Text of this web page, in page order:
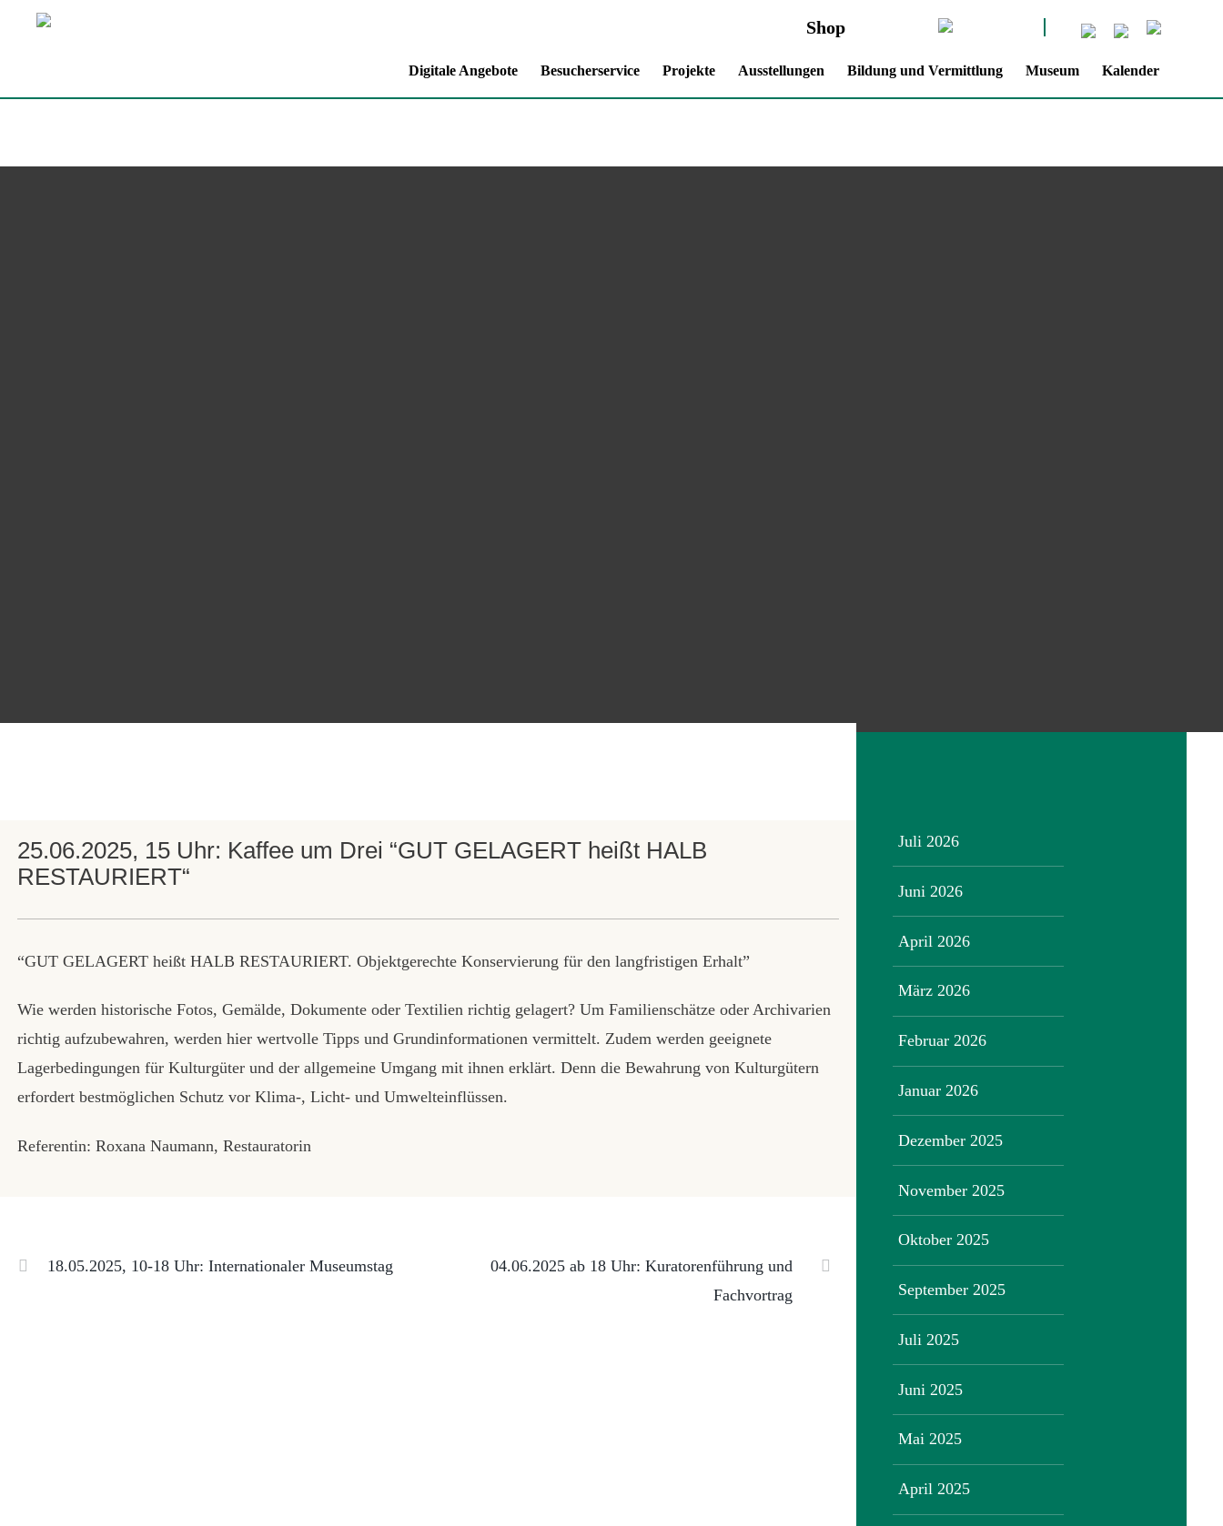
Shop
Digitale Angebote Besucherservice Projekte Ausstellungen Bildung und Vermittlung Museum Kalender
25.06.2025, 15 Uhr: Kaffee um Drei “GUT GELAGERT heißt HALB
RESTAURIERT“
“GUT GELAGERT heißt HALB RESTAURIERT. Objektgerechte Konservierung für den langfristigen Erhalt”
Wie werden historische Fotos, Gemälde, Dokumente oder Textilien richtig gelagert? Um Familienschätze oder Archivarien
richtig aufzubewahren, werden hier wertvolle Tipps und Grundinformationen vermittelt. Zudem werden geeignete
Lagerbedingungen für Kulturgüter und der allgemeine Umgang mit ihnen erklärt. Denn die Bewahrung von Kulturgütern
erfordert bestmöglichen Schutz vor Klima-, Licht- und Umwelteinflüssen.
Referentin: Roxana Naumann, Restauratorin
18.05.2025, 10-18 Uhr: Internationaler Museumstag
04.06.2025 ab 18 Uhr: Kuratorenführung und
Fachvortrag
Juli 2026
Juni 2026
April 2026
März 2026
Februar 2026
Januar 2026
Dezember 2025
November 2025
Oktober 2025
September 2025
Juli 2025
Juni 2025
Mai 2025
April 2025